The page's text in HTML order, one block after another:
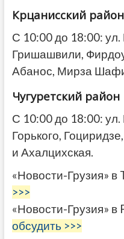
Крцанисский район
С 10:00 до 18:00:
Гришашвили,
Абанос, Мирза Шафи
Чугуретский район
С 10:00 до 18:00:
Горького,
и Ахалцихская.
«Новости-Грузия» в
>>>
«Новости-Грузия» в
обсудить >>>